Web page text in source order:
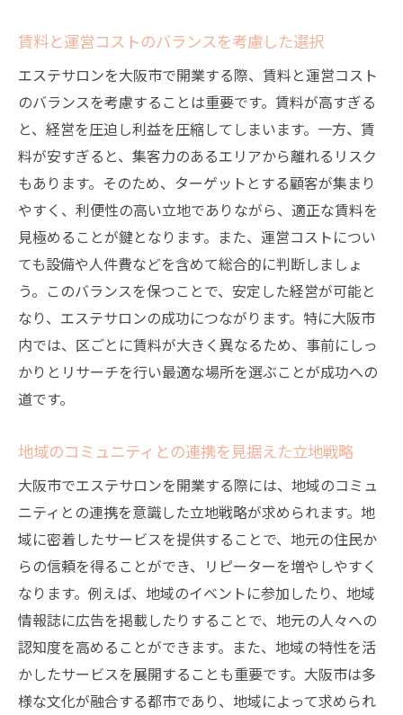
賃料と運営コストのバランスを考慮した選択
エステサロンを大阪市で開業する際、賃料と運営コスト
のバランスを考慮することは重要です。賃料が高すぎる
と、経営を圧迫し利益を圧縮してしまいます。一方、賃
料が安すぎると、集客力のあるエリアから離れるリスク
もあります。そのため、ターゲットとする顧客が集まり
やすく、利便性の高い立地でありながら、適正な賃料を
見極めることが鍵となります。また、運営コストについ
ても設備や人件費などを含めて総合的に判断しましょ
う。このバランスを保つことで、安定した経営が可能と
なり、エステサロンの成功につながります。特に大阪市
内では、区ごとに賃料が大きく異なるため、事前にしっ
かりとリサーチを行い最適な場所を選ぶことが成功への
道です。
地域のコミュニティとの連携を見据えた立地戦略
大阪市でエステサロンを開業する際には、地域のコミュ
ニティとの連携を意識した立地戦略が求められます。地
域に密着したサービスを提供することで、地元の住民か
らの信頼を得ることができ、リピーターを増やしやすく
なります。例えば、地域のイベントに参加したり、地域
情報誌に広告を掲載したりすることで、地元の人々への
認知度を高めることができます。また、地域の特性を活
かしたサービスを展開することも重要です。大阪市は多
様な文化が融合する都市であり、地域によって求められ